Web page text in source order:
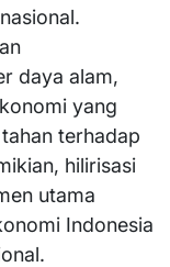
daya alam,
yang
terhadap
hilirisasi
utama
Indonesia